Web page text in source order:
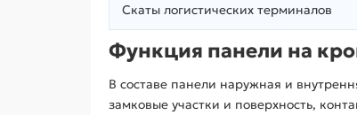
Скаты логистических терминалов
Функция панели на
В составе панели наружная и
замковые участки и поверхность,